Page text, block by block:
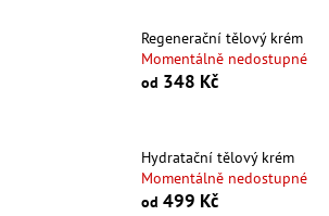
Regenerační tělový krém
Momentálně nedostupné
od 348 Kč
Hydratační tělový krém
Momentálně nedostupné
od 499 Kč